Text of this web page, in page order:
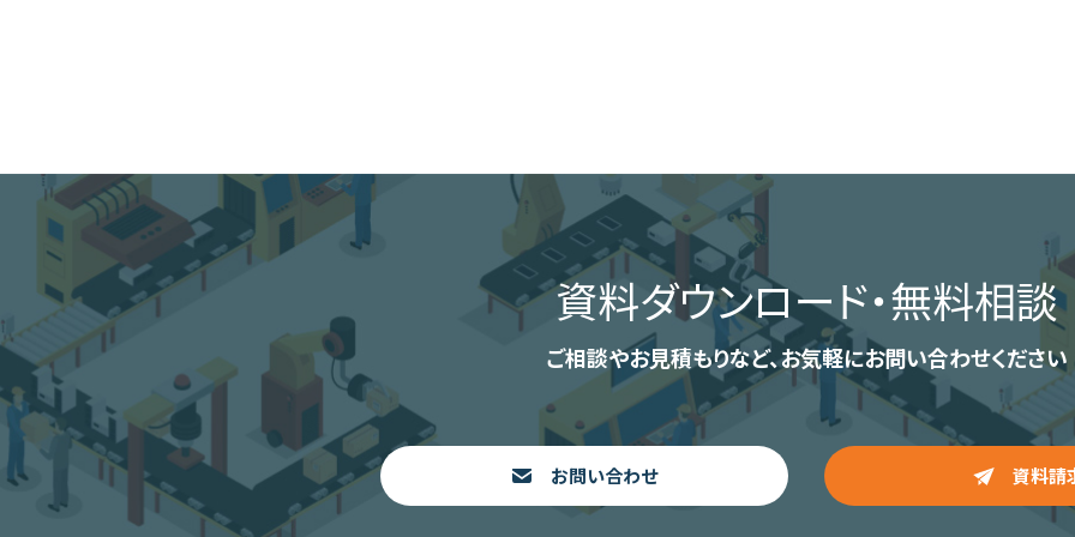
資料ダウンロード・無料相談
ご相談やお見積もりなど、お気軽にお問い合わせください
お問い合わせ 資料請